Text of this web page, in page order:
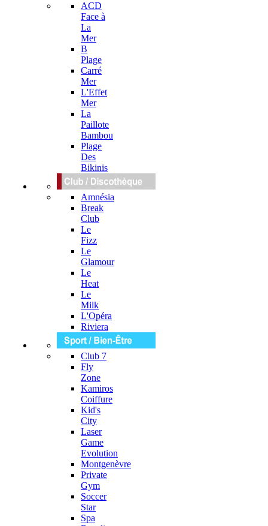
ACD
Face à
La
Mer
B
Plage
Carré
Mer
L'Effet
Mer
La
Paillote
Bambou
Plage
Des
Bikinis
Amnésia
Break
Club
Le
Fizz
Le
Glamour
Le
Heat
Le
Milk
L'Opéra
Riviera
Club 7
Fly
Zone
Kamiros
Coiffure
Kid's
City
Laser
Game
Evolution
Montgenèvre
Private
Gym
Soccer
Star
Spa